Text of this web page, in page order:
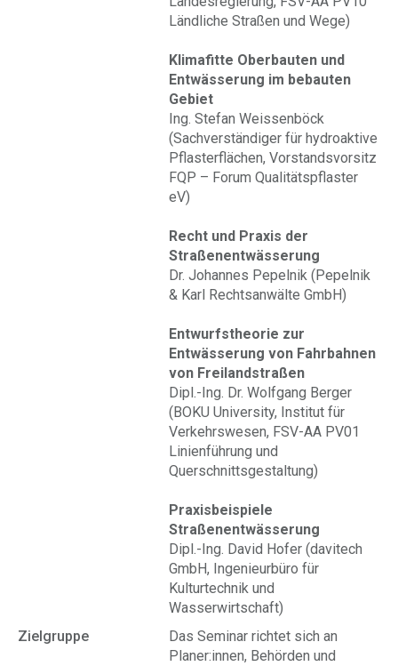
Ländliche Straßen und Wege)
Klimafitte Oberbauten und
Entwässerung im bebauten
Gebiet
Ing. Stefan Weissenböck
(Sachverständiger für hydroaktive
Pflasterflächen, Vorstandsvorsitz
FQP – Forum Qualitätspflaster
eV)
Recht und Praxis der
Straßenentwässerung
Dr. Johannes Pepelnik (Pepelnik
& Karl Rechtsanwälte GmbH)
Entwurfstheorie zur
Entwässerung von Fahrbahnen
von Freilandstraßen
Dipl.-Ing. Dr. Wolfgang Berger
(BOKU University, Institut für
Verkehrswesen, FSV-AA PV01
Linienführung und
Querschnittsgestaltung)
Praxisbeispiele
Straßenentwässerung
Dipl.-Ing. David Hofer (davitech
GmbH, Ingenieurbüro für
Kulturtechnik und
Wasserwirtschaft)
Zielgruppe
Das Seminar richtet sich an
Planer:innen, Behörden und